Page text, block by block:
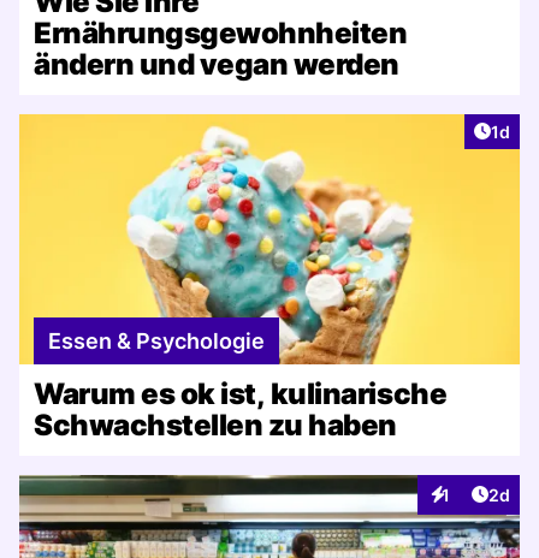
Ernährungsgewohnheiten
ändern und vegan werden
1d
Essen & Psychologie
Warum es ok ist, kulinarische
Schwachstellen zu haben
1
Interaktionen
2d